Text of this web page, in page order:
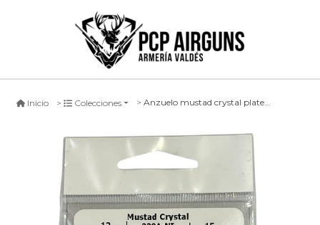
Inicio Colecciones Anzuelo mustad crystal plateado